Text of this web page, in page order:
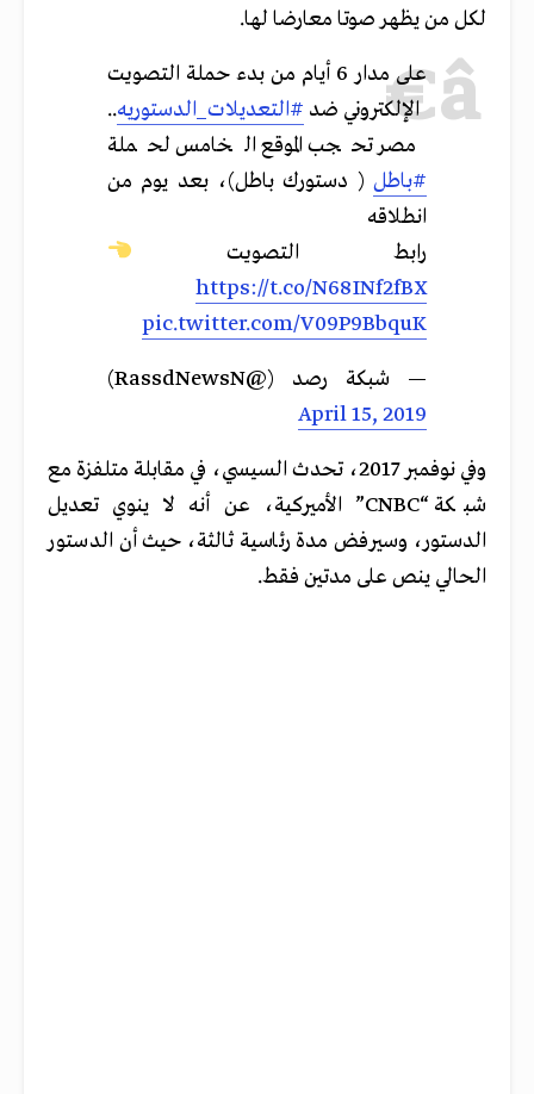
لكل من يظهر صوتا معارضا لها.
على مدار 6 أيام من بدء حملة التصويت
الإلكتروني ضد #التعديلات_الدستوريه..
مصر تحجب الموقع الخامس لحملة
#باطل ( دستورك باطل)، بعد يوم من
انطلاقه
رابط التصويت
https://t.co/N68INf2fBX
pic.twitter.com/V09P9BbquK
— شبكة رصد (@RassdNewsN)
April 15, 2019
وفي نوفمبر 2017، تحدث السيسي، في مقابلة متلفزة مع
شبكة “CNBC” الأميركية، عن أنه لا ينوي تعديل
الدستور، وسيرفض مدة رئاسية ثالثة، حيث أن الدستور
الحالي ينص على مدتين فقط.